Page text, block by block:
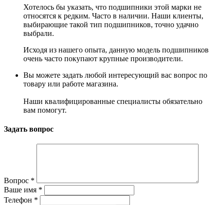
Хотелось бы указать, что подшипники этой марки не
относятся к редким. Часто в наличии. Наши клиенты,
выбирающие такой тип подшипников, точно удачно
выбрали.
Исходя из нашего опыта, данную модель подшипников
очень часто покупают крупные производители.
Вы можете задать любой интересующий вас вопрос по
товару или работе магазина.
Наши квалифицированные специалисты обязательно
вам помогут.
Задать вопрос
Вопрос *
Ваше имя *
Телефон *